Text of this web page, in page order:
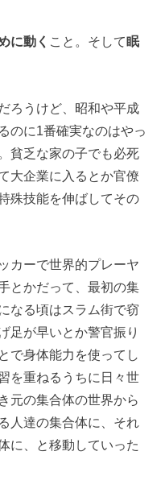
に動く こと。そして眠
ろうけど、昭和や平成
のに1番確実なのはやっ
貧乏な家の子でも必死
大企業に入るとか官僚
殊技能を伸ばしてその
カーで世界的プレーヤ
とかだって、最初の集
なる頃はスラム街で窃
足が早いとか警官振り
で身体能力を使ってし
を重ねるうちに日々世
元の集合体の世界から
人達の集合体に、それ
に、と移動していった